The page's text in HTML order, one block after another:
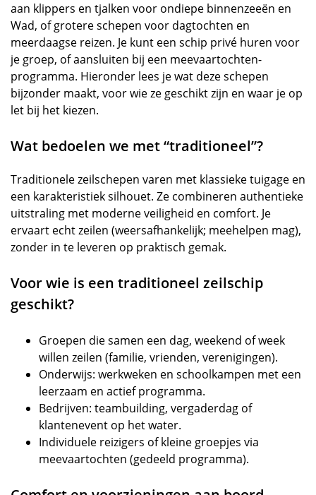
aan klippers en tjalken voor ondiepe binnenzeeën en
Wad, of grotere schepen voor dagtochten en
meerdaagse reizen. Je kunt een schip privé huren voor
je groep, of aansluiten bij een meevaartochten-
programma. Hieronder lees je wat deze schepen
bijzonder maakt, voor wie ze geschikt zijn en waar je op
let bij het kiezen.
Wat bedoelen we met “traditioneel”?
Traditionele zeilschepen varen met klassieke tuigage en
een karakteristiek silhouet. Ze combineren authentieke
uitstraling met moderne veiligheid en comfort. Je
ervaart echt zeilen (weersafhankelijk; meehelpen mag),
zonder in te leveren op praktisch gemak.
Voor wie is een traditioneel zeilschip
geschikt?
Groepen die samen een dag, weekend of week
willen zeilen (familie, vrienden, verenigingen).
Onderwijs: werkweken en schoolkampen met een
leerzaam en actief programma.
Bedrijven: teambuilding, vergaderdag of
klantenevent op het water.
Individuele reizigers of kleine groepjes via
meevaartochten (gedeeld programma).